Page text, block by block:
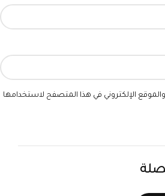
الإلكتروني في هذا المتصفح لاستخدامها